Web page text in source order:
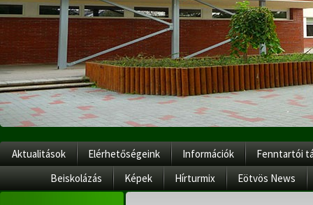
Aktualitások Elérhetőségeink Információk
Fenntartói
Beiskolázás
Képek Hírturmix Eötvös News